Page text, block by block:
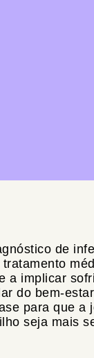
de
a implicar
do bem-
para que a
seja mais